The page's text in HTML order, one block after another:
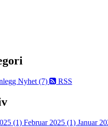
Nyhet (7) RSS
(1) Februar 2025 (1) Januar